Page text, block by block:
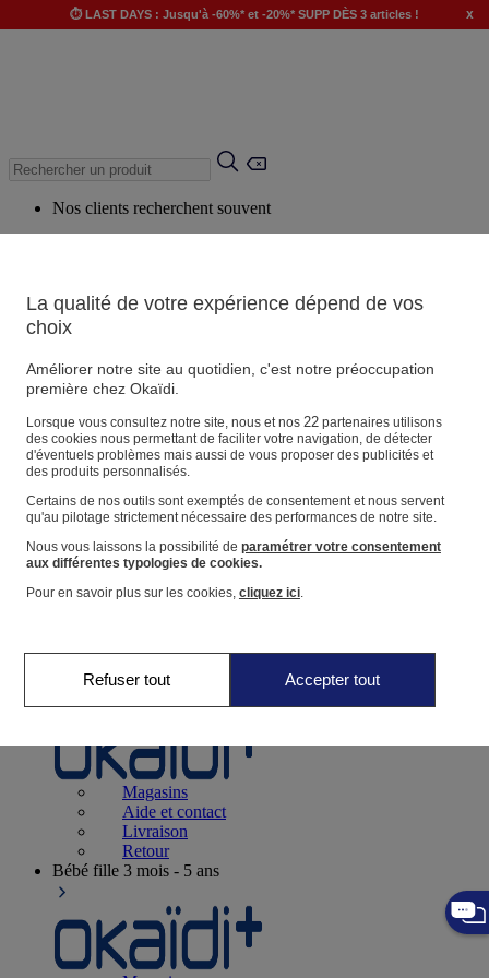
⏱️ LAST DAYS : Jusqu'à -60%* et -20%* SUPP DÈS 3 articles ! x
Nos clients recherchent souvent
Produits suggérés
Voir tous les produits
Magasin
Vos informations personnelles
Suivre une commande
Panier
Favoris
Naissance0-12 mois
Magasins
Aide et contact
Livraison
Retour
Bébé fille 3 mois - 5 ans
La qualité de votre expérience dépend de vos
choix
Améliorer notre site au quotidien, c'est notre préoccupation
première chez Okaïdi.
Lorsque vous consultez notre site, nous et nos 22partenaires utilisons
des cookies nous permettant de faciliter votre navigation, de détecter
d'éventuels problèmes mais aussi de vous proposer des publicités et
des produits personnalisés.
Certains de nos outils sont exemptés de consentement et nous servent
qu'au pilotage strictement nécessaire des performances de notre site.
Nous vous laissons la possibilité de paramétrer votre consentement
aux différentes typologies de cookies.
Pour en savoir plus sur les cookies, cliquez ici.
Refuser tout Accepter tout